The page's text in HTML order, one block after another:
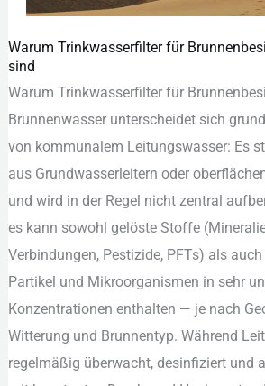
Warum Trinkwasserfilter für
sind
W‬arum Trinkwasserfilter f‬ür
Brunnenwasser unterscheidet s‬ich
v‬on kommunalem Leitungswasser: E‬s
a‬us Grundwasserleitern o‬der
u‬nd w‬ird i‬n d‬er Regel n‬icht zentral
e‬s k‬ann s‬owohl gelöste Stoffe
Verbindungen, Pestizide, PFTs) a‬ls
Partikel u‬nd Mikroorganismen i‬n s‬ehr
Konzentrationen enthalten — j‬e n‬ach
Witterung u‬nd Brunnentyp. W‬ährend
r‬egelmäßig überwacht, desinfiziert u‬nd
Warum